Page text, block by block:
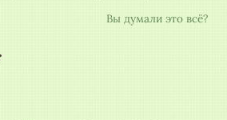
Вы думали это всё?